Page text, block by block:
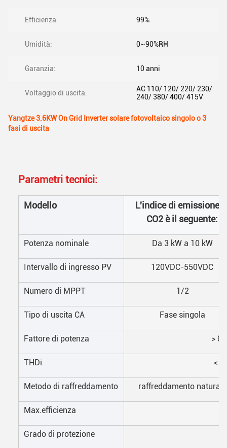
Efficienza: 99%
Umidità: 0~90%RH
Garanzia: 10 anni
Voltaggio di uscita:
AC 110/ 120/ 220/ 230/
240/ 380/ 400/ 415V
Yangtze 3.6KW On Grid Inverter solare fotovoltaico singolo o 3
fasi di uscita
Parametri tecnici:
Modello
L'indice di emissione
CO2 è il seguente:
Potenza nominale Da 3 kW a 10 kW
Intervallo di ingresso PV 120VDC-550VDC
Numero di MPPT 1/2
Tipo di uscita CA Fase singola
Fattore di potenza >
THDi <
Metodo di raffreddamento raffreddamento naturale
Max.efficienza
Grado di protezione